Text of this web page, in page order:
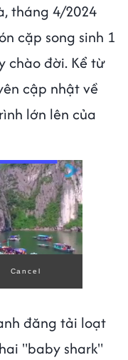
tháng 4/2024
cặp song sinh 1
chào đời. Kể từ
cập nhật về
lớn lên của
đăng tải loạt
"baby shark"